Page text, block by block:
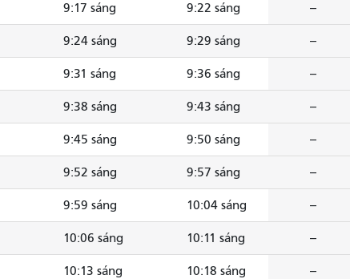
9:17 sáng 9:22 sáng --
9:24 sáng 9:29 sáng --
9:31 sáng 9:36 sáng --
9:38 sáng 9:43 sáng --
9:45 sáng 9:50 sáng --
9:52 sáng 9:57 sáng --
9:59 sáng 10:04 sáng --
10:06 sáng 10:11 sáng --
10:13 sáng 10:18 sáng --